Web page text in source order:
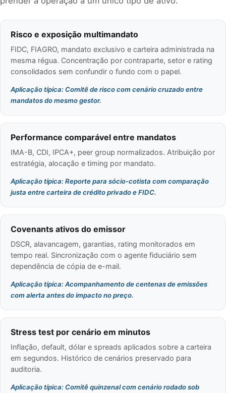
Risco e exposição multimandato
FIDC, FIAGRO, mandato exclusivo e carteira administrada na
mesma régua. Concentração por contraparte, setor e rating
consolidados sem confundir o fundo com o papel.
Aplicação típica: Comitê de risco com cenário cruzado entre
mandatos do mesmo gestor.
Performance comparável entre mandatos
IMA-B, CDI, IPCA+, peer group normalizados. Atribuição por
estratégia, alocação e timing por mandato.
Aplicação típica: Reporte para sócio-cotista com comparação
justa entre carteira de crédito privado e FIDC.
Covenants ativos do emissor
DSCR, alavancagem, garantias, rating monitorados em
tempo real. Sincronização com o agente fiduciário sem
dependência de cópia de e-mail.
Aplicação típica: Acompanhamento de centenas de emissões
com alerta antes do impacto no preço.
Stress test por cenário em minutos
Inflação, default, dólar e spreads aplicados sobre a carteira
em segundos. Histórico de cenários preservado para
auditoria.
Aplicação típica: Comitê quinzenal com cenário rodado sob